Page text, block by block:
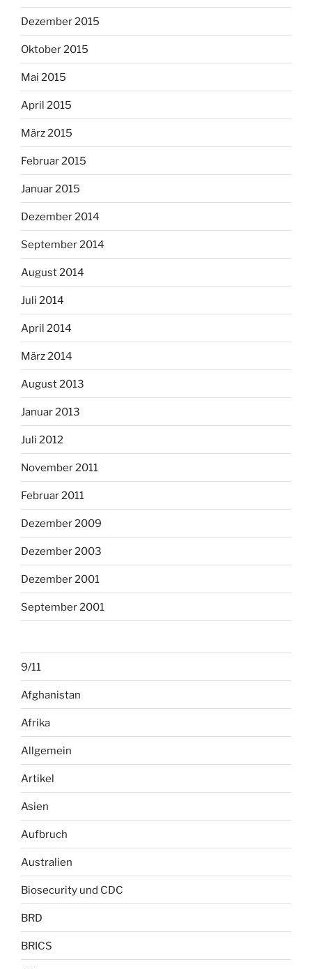
Dezember 2015
Oktober 2015
Mai 2015
April 2015
März 2015
Februar 2015
Januar 2015
Dezember 2014
September 2014
August 2014
Juli 2014
April 2014
März 2014
August 2013
Januar 2013
Juli 2012
November 2011
Februar 2011
Dezember 2009
Dezember 2003
Dezember 2001
September 2001
9/11
Afghanistan
Afrika
Allgemein
Artikel
Asien
Aufbruch
Australien
Biosecurity und CDC
BRD
BRICS